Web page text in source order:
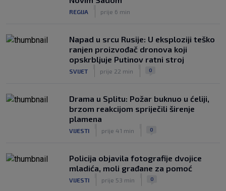
REGIJA prije 6 min
Napad u srcu Rusije: U eksploziji teško
ranjen proizvođač dronova koji
opskrbljuje Putinov ratni stroj
SVIJET prije 22 min 0
Drama u Splitu: Požar buknuo u ćeliji,
brzom reakcijom spriječili širenje
plamena
VIJESTI prije 41 min 0
Policija objavila fotografije dvojice
mladića, moli građane za pomoć
VIJESTI prije 53 min 0